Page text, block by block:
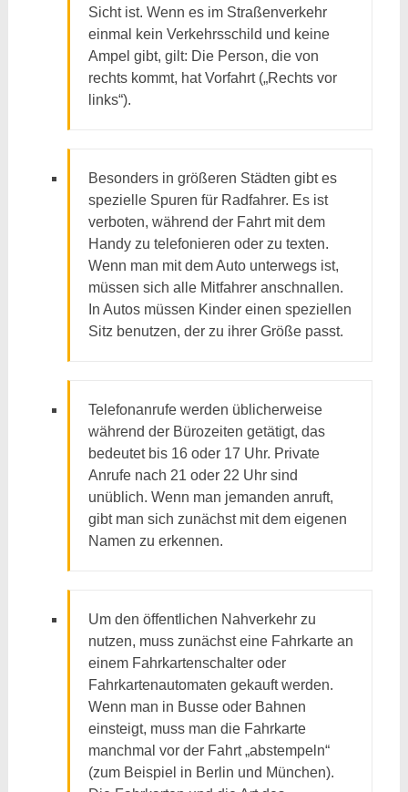
Sicht ist. Wenn es im Straßenverkehr
einmal kein Verkehrsschild und keine
Ampel gibt, gilt: Die Person, die von
rechts kommt, hat Vorfahrt („Rechts vor
links“).
Besonders in größeren Städten gibt es
spezielle Spuren für Radfahrer. Es ist
verboten, während der Fahrt mit dem
Handy zu telefonieren oder zu texten.
Wenn man mit dem Auto unterwegs ist,
müssen sich alle Mitfahrer anschnallen.
In Autos müssen Kinder einen speziellen
Sitz benutzen, der zu ihrer Größe passt.
Telefonanrufe werden üblicherweise
während der Bürozeiten getätigt, das
bedeutet bis 16 oder 17 Uhr. Private
Anrufe nach 21 oder 22 Uhr sind
unüblich. Wenn man jemanden anruft,
gibt man sich zunächst mit dem eigenen
Namen zu erkennen.
Um den öffentlichen Nahverkehr zu
nutzen, muss zunächst eine Fahrkarte an
einem Fahrkartenschalter oder
Fahrkartenautomaten gekauft werden.
Wenn man in Busse oder Bahnen
einsteigt, muss man die Fahrkarte
manchmal vor der Fahrt „abstempeln“
(zum Beispiel in Berlin und München).